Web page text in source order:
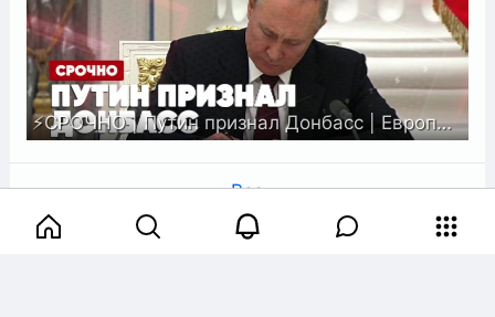
⚡️СРОЧНО | Путин признал Донбасс | Европа обещает новые санкции | Спецэфир
Все